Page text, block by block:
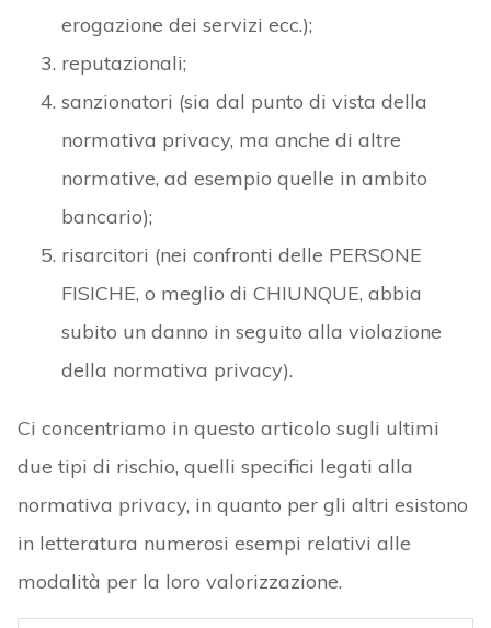
erogazione dei servizi ecc.);
reputazionali;
sanzionatori (sia dal punto di vista della
normativa privacy, ma anche di altre
normative, ad esempio quelle in ambito
bancario);
risarcitori (nei confronti delle PERSONE
FISICHE, o meglio di CHIUNQUE, abbia
subito un danno in seguito alla violazione
della normativa privacy).
Ci concentriamo in questo articolo sugli ultimi
due tipi di rischio, quelli specifici legati alla
normativa privacy, in quanto per gli altri esistono
in letteratura numerosi esempi relativi alle
modalità per la loro valorizzazione.